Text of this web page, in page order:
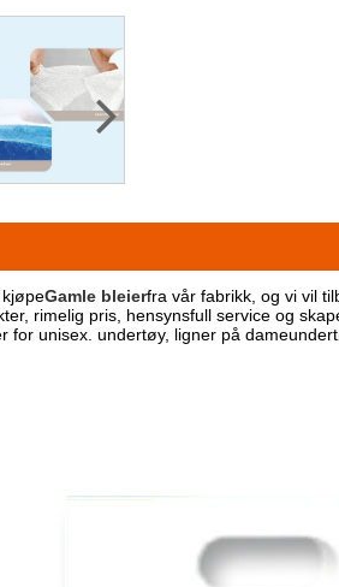
Gamle bleierfra vår fabrikk, og vi vil
rimelig pris, hensynsfull service og
unisex. undertøy, ligner på